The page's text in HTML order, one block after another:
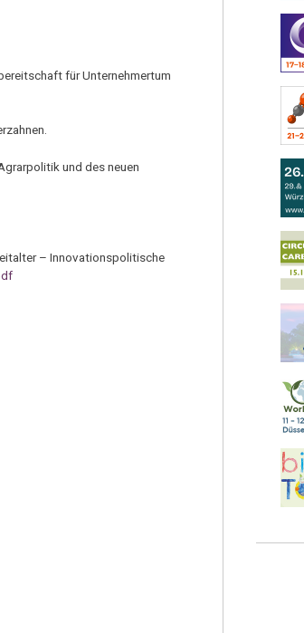
für Unternehmertum
und des neuen
– Innovationspolitische